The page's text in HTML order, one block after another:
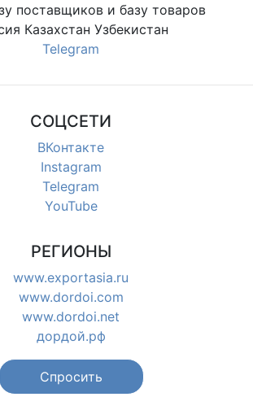
поставщиков и базу товаров
Казахстан Узбекистан
Telegram
СОЦСЕТИ
ВКонтакте
Instagram
Telegram
YouTube
РЕГИОНЫ
www.exportasia.ru
www.dordoi.com
www.dordoi.net
дордой.рф
Спросить